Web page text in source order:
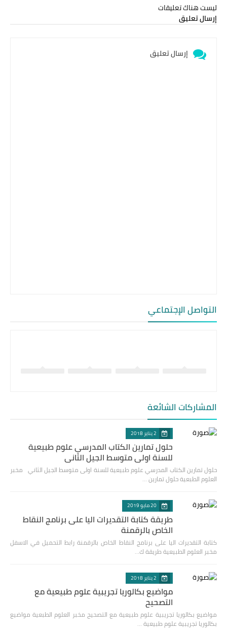
ليست هناك تعليقات
إرسال تعليق
إرسال تعليق
التواصل الإجتماعي
المشاركات الشائعة
2 يناير 2018
حلول تمارين الكتاب المدرسي علوم طبيعية
للسنة اولى متوسط الجيل الثاني
حلول تمارين الكتاب المدرسي علوم طبيعية للسنة اولى متوسط الجيل الثاني مخبر
العلوم الطبعية حلول تمارين …
20 مايو 2019
طريقة كتابة التقديرات اليا على برنامج النقاط
الخاص بالرقمنة
كتابة التقديرات اليا على برنامج النقاط الخاص بالرقمنة رابط التحميل في الاسفل
مخبر العلوم الطبيعية طريقة ك…
2 يناير 2018
مواضيع بكالوريا تجريبية علوم طبيعية مع
التصحيح
مواضيع بكالوريا تجريبية علوم طبيعية مع التصحيح مخبر العلوم الطبعية مواضيع
بكالوريا تجريبية علوم طبيعية …